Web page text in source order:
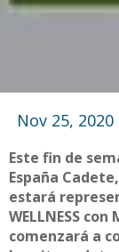
Nov 25, 2020
Este fin de
España
estará
WELLNESS
comenzará a